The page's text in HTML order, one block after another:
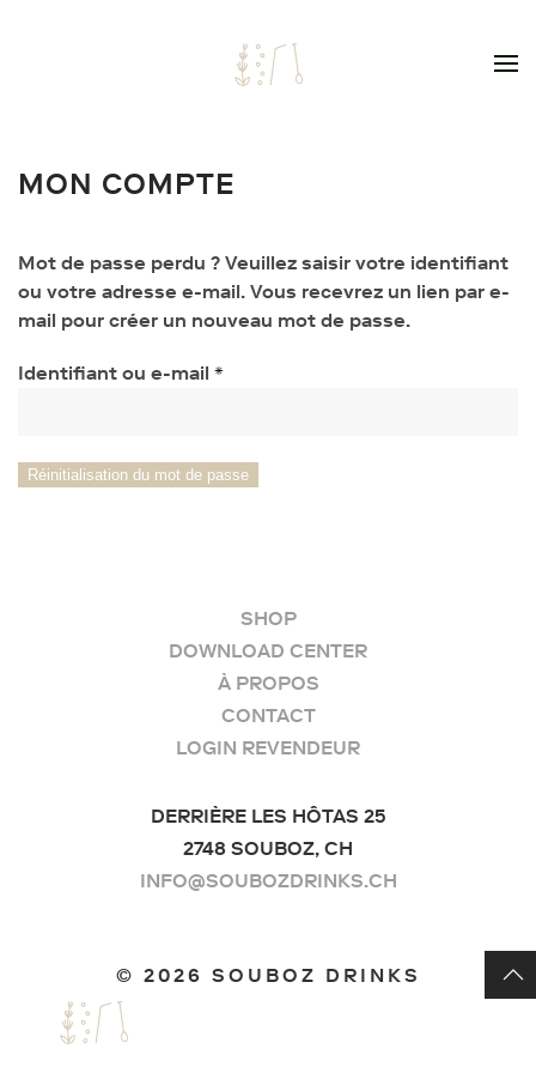
Skip to main content
MON COMPTE
Mot de passe perdu ? Veuillez saisir votre identifiant
ou votre adresse e-mail. Vous recevrez un lien par e-
mail pour créer un nouveau mot de passe.
Identifiant ou e-mail *Obligatoire
Réinitialisation du mot de passe
SHOP
DOWNLOAD CENTER
À PROPOS
CONTACT
LOGIN REVENDEUR
DERRIÈRE LES HÔTAS 25
2748 SOUBOZ, CH
INFO@SOUBOZDRINKS.CH
© 2026 SOUBOZ DRINKS